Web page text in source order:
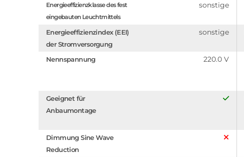
Energieeffizienzklasse des fest
eingebauten Leuchtmittels
sonstige
Energieeffizienzindex (EEI)
der Stromversorgung
sonstige
Nennspannung 220.0 V
Geeignet für
Anbaumontage
Dimmung Sine Wave
Reduction